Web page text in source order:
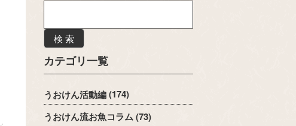
検 索
カテゴリ一覧
うおけん活動編(174)
うおけん流お魚コラム(73)